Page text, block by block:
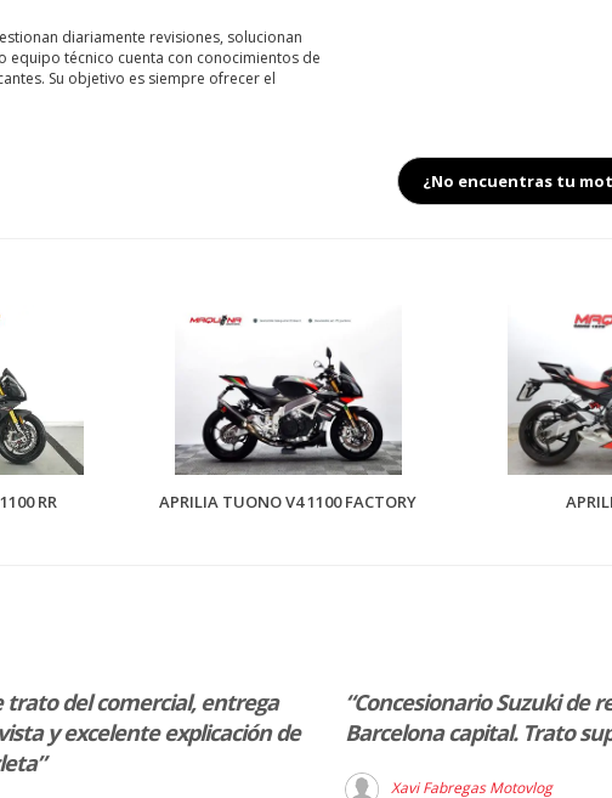
diariamente revisiones, solucionan
equipo técnico cuenta con conocimientos de
Su objetivo es siempre ofrecer el
¿No encuentras tu
RR APRILIA TUONO V4 1100 FACTORY
trato del comercial, entrega
y excelente explicación de
“Concesionario Suzuki de
Barcelona capital. Trato
Xavi Fabregas Motovlog